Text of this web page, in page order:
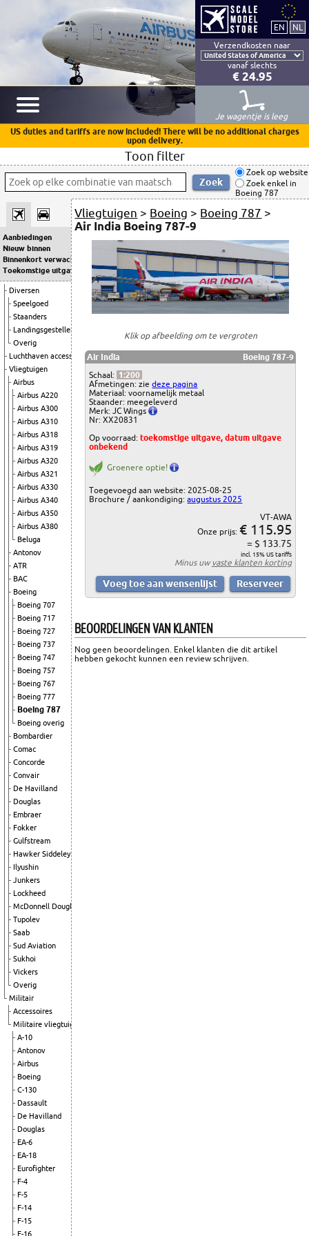
Verzendkosten naar
vanaf slechts
€ 24.95
Je wagentje is leeg
US duties and tariffs are now included! There will be no additional charges
upon delivery.
Toon filter
Zoek op website
Zoek enkel in
Boeing 787
Aanbiedingen
Nieuw binnen
Binnenkort verwacht
Toekomstige uitgaven
Diversen
Speelgoed
Staanders
Landingsgestellen
Overig
Luchthaven accessoires
Vliegtuigen
Airbus
Airbus A220
Airbus A300
Airbus A310
Airbus A318
Airbus A319
Airbus A320
Airbus A321
Airbus A330
Airbus A340
Airbus A350
Airbus A380
Beluga
Antonov
ATR
BAC
Boeing
Boeing 707
Boeing 717
Boeing 727
Boeing 737
Boeing 747
Boeing 757
Boeing 767
Boeing 777
Boeing 787
Boeing overig
Bombardier
Comac
Concorde
Convair
De Havilland
Douglas
Embraer
Fokker
Gulfstream
Hawker Siddeley
Ilyushin
Junkers
Lockheed
McDonnell Douglas
Tupolev
Saab
Sud Aviation
Sukhoi
Vickers
Overig
Militair
Accessoires
Militaire vliegtuigen
A-10
Antonov
Airbus
Boeing
C-130
Dassault
De Havilland
Douglas
EA-6
EA-18
Eurofighter
F-4
F-5
F-14
F-15
F-16
Vliegtuigen > Boeing > Boeing 787 >
Air India Boeing 787-9
Klik op afbeelding om te vergroten
Air India
Boeing 787-9
Schaal: 1:200
Afmetingen: ziedeze pagina
Materiaal: voornamelijk metaal
Staander: meegeleverd
Merk: JC Wings
Nr: XX20831
Op voorraad:toekomstige uitgave, datum uitgave
onbekend
Groenere optie!
Toegevoegd aan website: 2025-08-25
Brochure / aankondiging:augustus 2025
VT-AWA
Onze prijs: € 115.95
= $ 133.75
incl. 15% US tariffs
Minus uwvaste klanten korting
BEOORDELINGEN VAN KLANTEN
Nog geen beoordelingen. Enkel klanten die dit artikel
hebben gekocht kunnen een review schrijven.